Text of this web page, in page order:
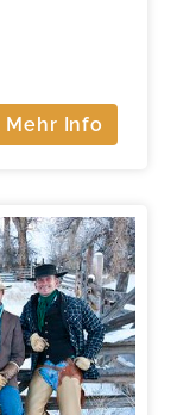
Mehr Info